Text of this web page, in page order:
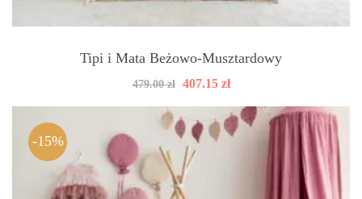
Tipi i Mata Beżowo-Musztardowy
479.00zł
Pierwotna
wynosiła:
479.00 zł.
407.15 złAktualna
wynosi:
407.15 zł.
-15%